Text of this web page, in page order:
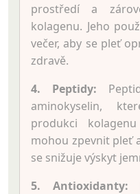
prostředí a
kolagenu. Jeho
večer, aby se pleť
zdravě.
4. Peptidy:
aminokyselin,
produkci
mohou zpevnit pleť
se snižuje výskyt
5. Antioxidanty: